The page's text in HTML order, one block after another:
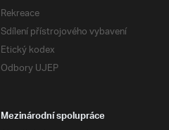
Rekreace
Sdílení přístrojového vybavení
Etický kodex
Odbory UJEP
Mezinárodní spolupráce